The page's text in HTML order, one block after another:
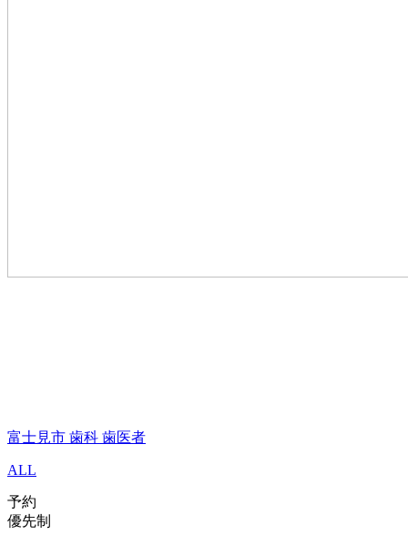
富士見市 歯科 歯医者
ALL
予約
優先制